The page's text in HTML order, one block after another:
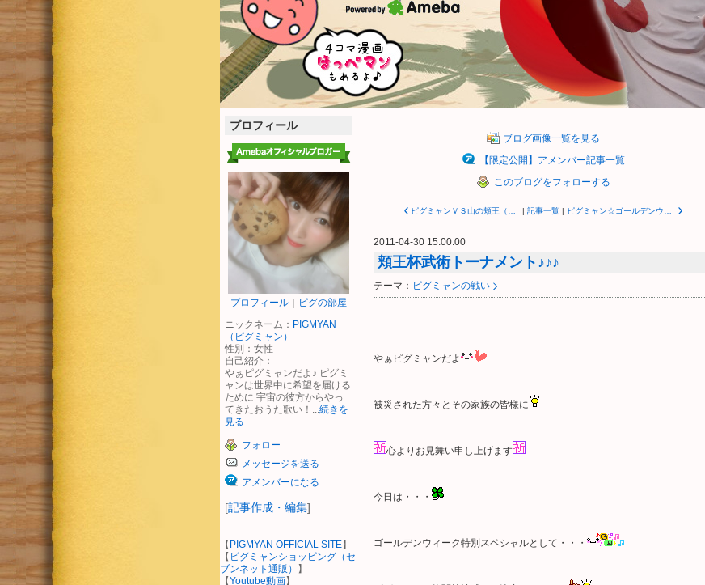
プロフィール
プロフィール
ピグの部屋
ニックネーム： PIGMYAN
（ピグミャン）
性別： 女性
自己紹介：
やぁピグミャンだよ♪ ピグミ
ャンは世界中に希望を届ける
ために 宇宙の彼方からやっ
てきたおうた歌い！...続きを
見る
フォロー
メッセージを送る
アメンバーになる
[記事作成・編集]
【 PIGMYAN OFFICIAL SITE】
【 ピグミャンショッピング（セ
ブンネット通販）
】
【Youtube動画】
ブログ画像一覧を見る
【限定公開】アメンバー記事一覧
このブログをフォローする
| 記事一覧 |
2011-04-30 15:00:00
頬王杯武術トーナメント♪♪♪
テーマ： ピグミャンの戦い
やぁピグミャンだよ
被災された方々とその家族の皆様に
心よりお見舞い申し上げます
今日は・・・
ゴールデンウィーク特別スペシャルとして・・・